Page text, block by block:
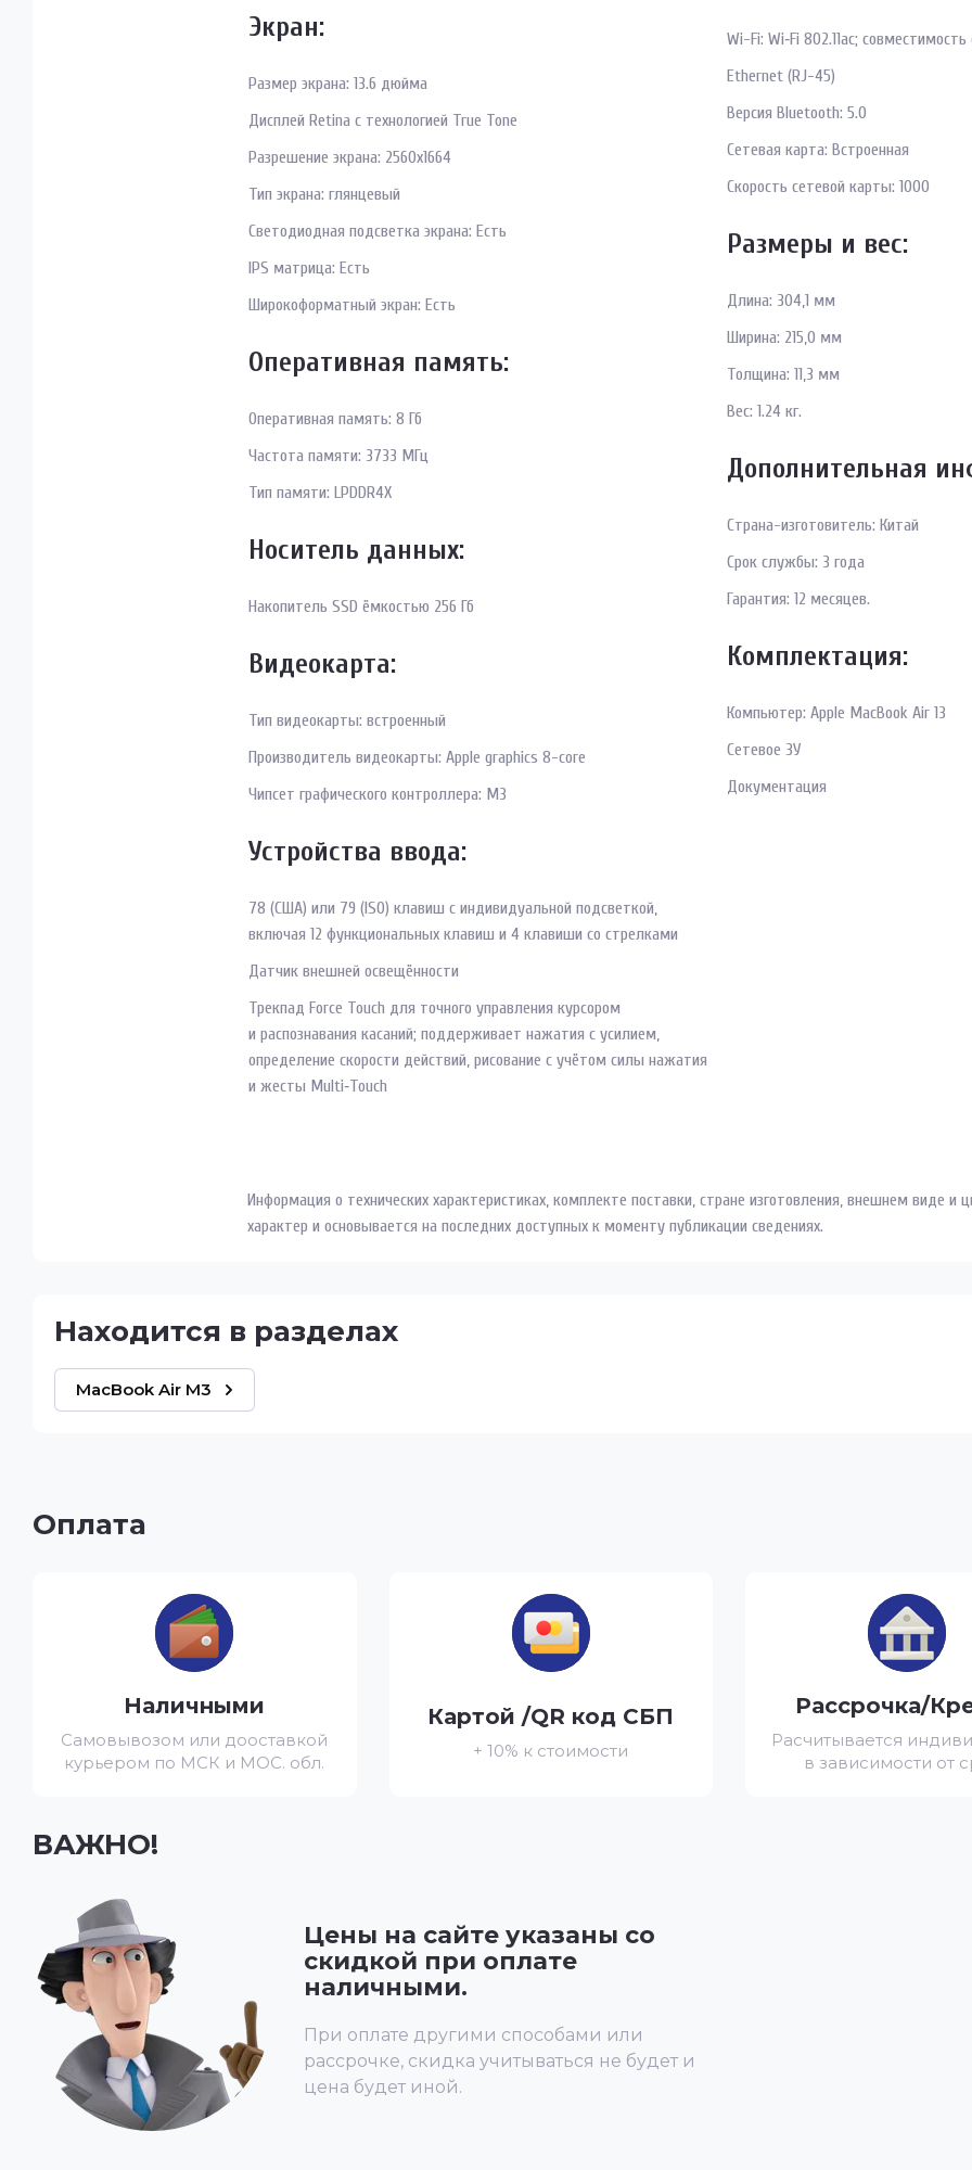
Экран:
Размер экрана: 13.6 дюйма
Дисплей Retina с технологией True Tone
Разрешение экрана: 2560x1664
Тип экрана: глянцевый
Светодиодная подсветка экрана: Есть
IPS матрица: Есть
Широкоформатный экран: Есть
Оперативная память:
Оперативная память: 8 Гб
Частота памяти: 3733 МГц
Тип памяти: LPDDR4X
Носитель данных:
Накопитель SSD ёмкостью 256 Гб
Видеокарта:
Тип видеокарты: встроенный
Производитель видеокарты: Apple graphics 8-core
Чипсет графического контроллера: M3
Устройства ввода:
78 (США) или 79 (ISO) клавиш с индивидуальной подсветкой,
включая 12 функциональных клавиш и 4 клавиши со стрелками
Датчик внешней освещённости
Трекпад Force Touch для точного управления курсором
и распознавания касаний; поддерживает нажатия с усилием,
определение скорости действий, рисование с учётом силы нажатия
и жесты Multi‑Touch
Wi-Fi: Wi‑Fi 802.11ac;
Ethernet (RJ-45)
Версия Bluetooth: 5.0
Сетевая карта: Встроенная
Cкорость сетевой карты: 1000
Размеры и вес:
Длина: 304,1 мм
Ширина: 215,0 мм
Толщина: 11,3 мм
Вес: 1.24 кг.
Дополнительная
Страна-изготовитель: Китай
Срок службы: 3 года
Гарантия: 12 месяцев.
Комплектация:
Компьютер: Apple MacBook Air 13
Сетевое ЗУ
Документация
Информация о технических характеристиках, комплекте поставки, стране изготовления, внешнем виде и
характер и основывается на последних доступных к моменту публикации сведениях.
Находится в разделах
MacBook Air M3
ВАЖНО!
Цены на сайте указаны со
скидкой при оплате
наличными.
При оплате другими способами или
рассрочке, скидка учитываться не будет и
цена будет иной.
Оплата
Наличными
Самовывозом или дооставкой
курьером по МСК и МОС. обл.
Картой /QR код СБП
+ 10% к стоимости
Рассрочка/
Расчитывается
в зависимости от